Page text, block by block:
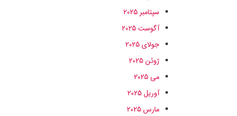
سپتامبر 2025
آگوست 2025
جولای 2025
ژوئن 2025
می 2025
آوریل 2025
مارس 2025